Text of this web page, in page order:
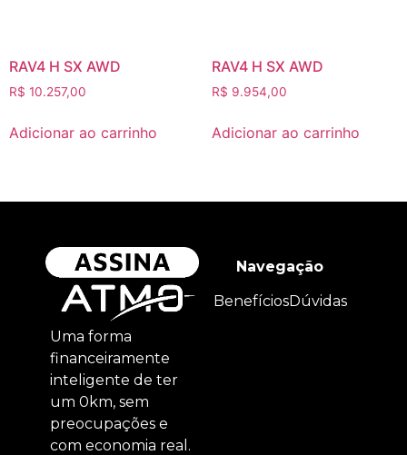
RAV4 H SX AWD
R$ 10.257,00
Adicionar ao carrinho
RAV4 H SX AWD
R$ 9.954,00
Adicionar ao carrinho
Uma forma
financeiramente
inteligente de ter
um 0km, sem
preocupações e
com economia real.
Navegação
BenefíciosDúvidas